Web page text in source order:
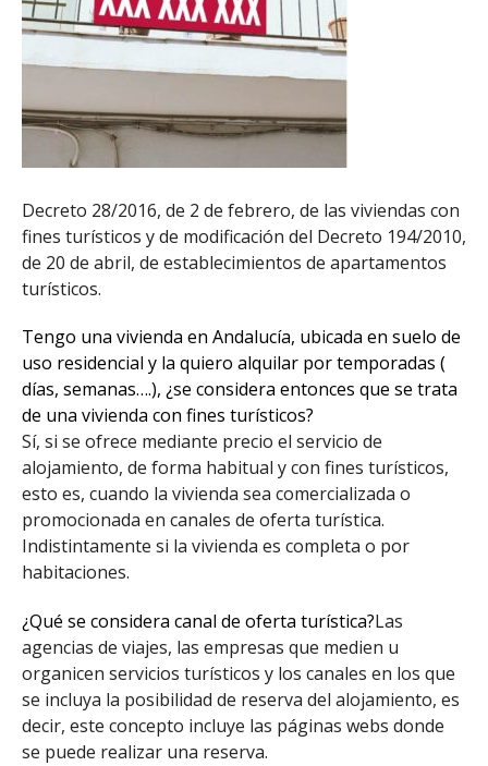
Decreto 28/2016, de 2 de febrero, de las viviendas con
fines turísticos y de modificación del Decreto 194/2010,
de 20 de abril, de establecimientos de apartamentos
turísticos.
Tengo una vivienda en Andalucía, ubicada en suelo de
uso residencial y la quiero alquilar por temporadas (
días, semanas….), ¿se considera entonces que se trata
de una vivienda con fines turísticos?
Sí, si se ofrece mediante precio el servicio de
alojamiento, de forma habitual y con fines turísticos,
esto es, cuando la vivienda sea comercializada o
promocionada en canales de oferta turística.
Indistintamente si la vivienda es completa o por
habitaciones.
¿Qué se considera canal de oferta turística?Las
agencias de viajes, las empresas que medien u
organicen servicios turísticos y los canales en los que
se incluya la posibilidad de reserva del alojamiento, es
decir, este concepto incluye las páginas webs donde
se puede realizar una reserva.